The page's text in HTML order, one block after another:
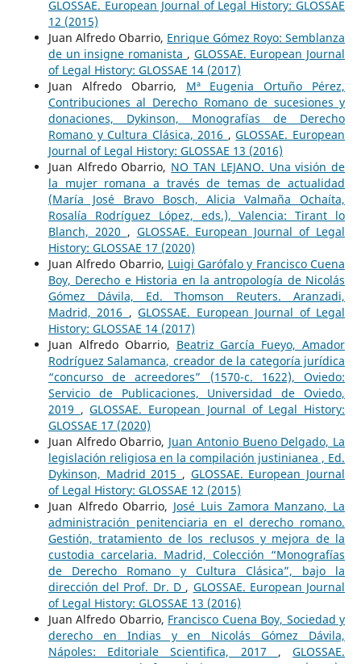
GLOSSAE. European Journal of Legal History: GLOSSAE
12 (2015)
Juan Alfredo Obarrio, Enrique Gómez Royo: Semblanza
de un insigne romanista , GLOSSAE. European Journal
of Legal History: GLOSSAE 14 (2017)
Juan Alfredo Obarrio, Mª Eugenia Ortuño Pérez,
Contribuciones al Derecho Romano de sucesiones y
donaciones, Dykinson, Monografías de Derecho
Romano y Cultura Clásica, 2016 ,GLOSSAE. European
Journal of Legal History: GLOSSAE 13 (2016)
Juan Alfredo Obarrio, NO TAN LEJANO. Una visión de
la mujer romana a través de temas de actualidad
(María José Bravo Bosch, Alicia Valmaña Ochaíta,
Rosalía Rodríguez López, eds.), Valencia: Tirant lo
Blanch, 2020 , GLOSSAE. European Journal of Legal
History: GLOSSAE 17 (2020)
Juan Alfredo Obarrio, Luigi Garófalo y Francisco Cuena
Boy, Derecho e Historia en la antropología de Nicolás
Gómez Dávila, Ed. Thomson Reuters. Aranzadi,
Madrid, 2016 ,GLOSSAE. European Journal of Legal
History: GLOSSAE 14 (2017)
Juan Alfredo Obarrio, Beatriz García Fueyo, Amador
Rodríguez Salamanca, creador de la categoría jurídica
“concurso de acreedores” (1570-c. 1622), Oviedo:
Servicio de Publicaciones, Universidad de Oviedo,
2019 ,GLOSSAE. European Journal of Legal History:
GLOSSAE 17 (2020)
Juan Alfredo Obarrio, Juan Antonio Bueno Delgado, La
legislación religiosa en la compilación justinianea , Ed.
Dykinson, Madrid 2015 , GLOSSAE. European Journal
of Legal History: GLOSSAE 12 (2015)
Juan Alfredo Obarrio, José Luis Zamora Manzano, La
administración penitenciaria en el derecho romano.
Gestión, tratamiento de los reclusos y mejora de la
custodia carcelaria. Madrid, Colección “Monografías
de Derecho Romano y Cultura Clásica”, bajo la
dirección del Prof. Dr. D , GLOSSAE. European Journal
of Legal History: GLOSSAE 13 (2016)
Juan Alfredo Obarrio, Francisco Cuena Boy, Sociedad y
derecho en Indias y en Nicolás Gómez Dávila,
Nápoles: Editoriale Scientifica, 2017 ,GLOSSAE.